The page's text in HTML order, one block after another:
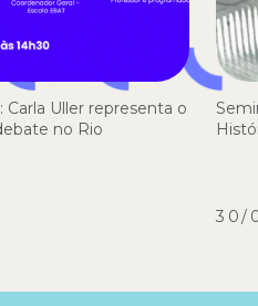
Uller representa o
no Rio
30/